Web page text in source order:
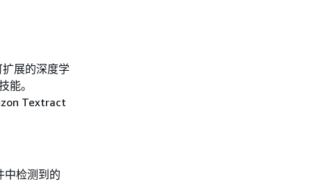
展的深度学
能。
Textract
检测到的